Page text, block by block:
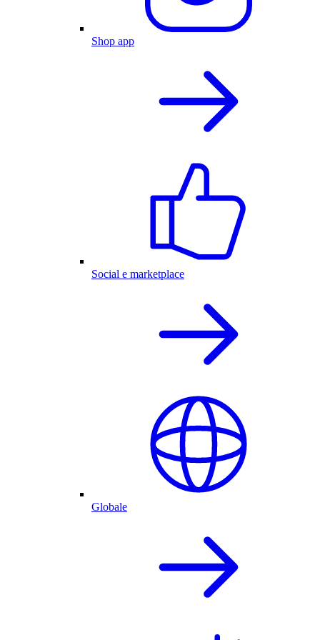
Shop app
Social e marketplace
Globale